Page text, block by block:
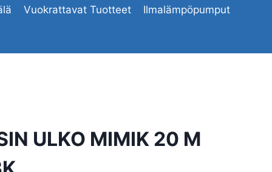
Vuokrattavat Tuotteet Ilmalämpöpumput
ULKO MIMIK 20 M